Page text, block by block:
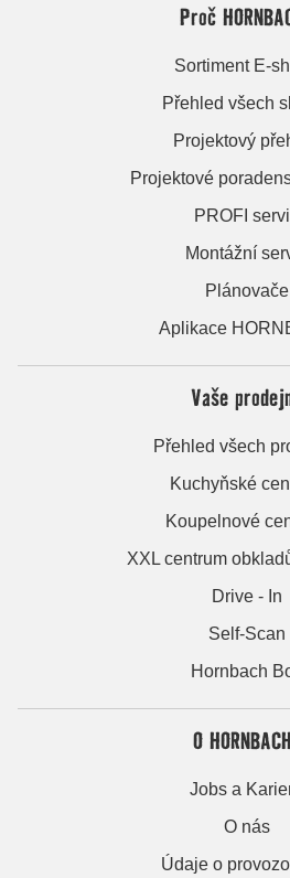
Proč
Sortiment E-
Přehled všech
Projektový
Projektové
PROFI
Montážní
Plánovače
Aplikace
Vaše
Přehled všech
Kuchyňské
Koupelnové
XXL centrum
Drive - In
Self-Scan
Hornbach
O
Jobs a
O nás
Údaje o